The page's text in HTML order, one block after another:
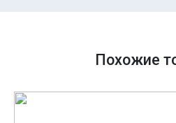
Похожие